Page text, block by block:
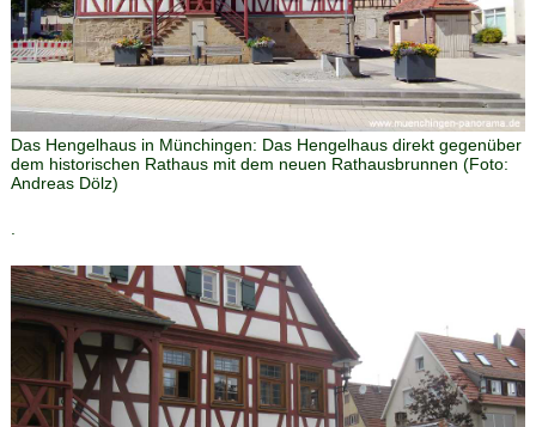
Das Hengelhaus in Münchingen: Das Hengelhaus direkt gegenüber
dem historischen Rathaus mit dem neuen Rathausbrunnen (Foto:
Andreas Dölz)